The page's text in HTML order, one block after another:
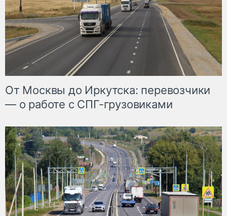
От Москвы до Иркутска: перевозчики
— о работе с СПГ-грузовиками